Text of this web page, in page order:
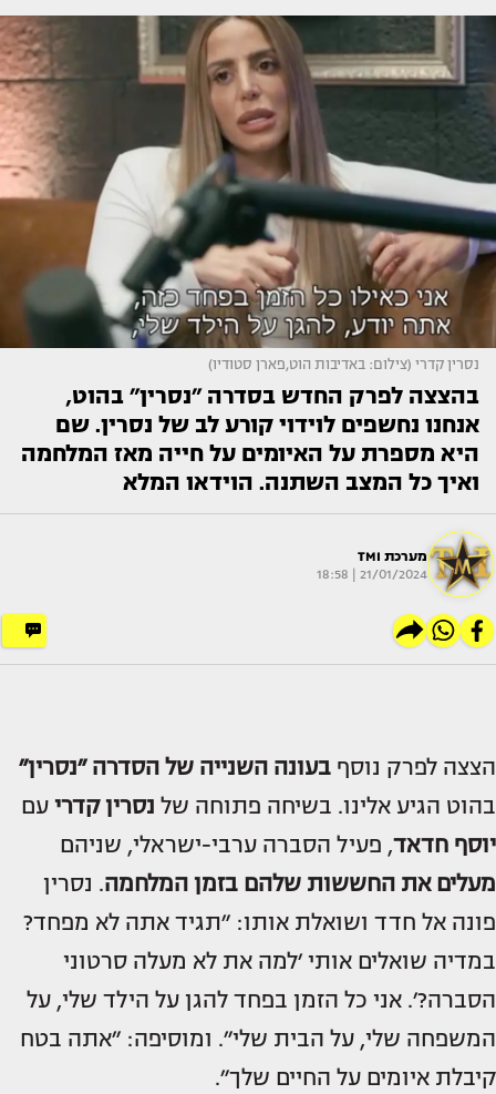
נסרין קדרי (צילום: באדיבות הוט,פארן סטודיו)
בהצצה לפרק החדש בסדרה ״נסרין״ בהוט,
אנחנו נחשפים לוידוי קורע לב של נסרין. שם
היא מספרת על האיומים על חייה מאז המלחמה
ואיך כל המצב השתנה. הוידאו המלא
מערכת TMI
21/01/2024 | 18:58
הצצה לפרק נוסף בעונה השנייה של הסדרה ״נסרין״
בהוט הגיע אלינו. בשיחה פתוחה של נסרין קדרי עם
יוסף חדאד, פעיל הסברה ערבי-ישראלי, שניהם
מעלים את החששות שלהם בזמן המלחמה. נסרין
פונה אל חדד ושואלת אותו: ״תגיד אתה לא מפחד?
במדיה שואלים אותי ׳למה את לא מעלה סרטוני
הסברה?׳. אני כל הזמן בפחד להגן על הילד שלי, על
המשפחה שלי, על הבית שלי״. ומוסיפה: ״אתה בטח
קיבלת איומים על החיים שלך״.